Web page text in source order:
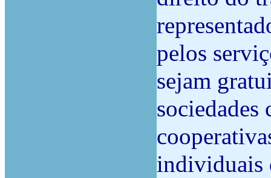
pelos
sejam
sociedades
individuais